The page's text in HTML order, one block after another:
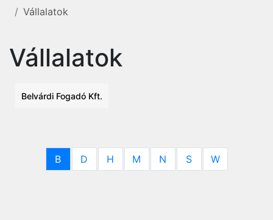
Vállalatok
Vállalatok
Belvárdi Fogadó Kft.
B D H M N S W